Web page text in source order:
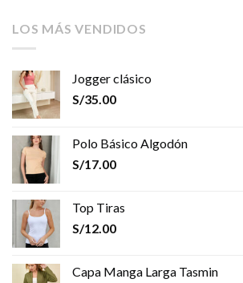
LOS MÁS VENDIDOS
Jogger clásico
S/35.00
Polo Básico Algodón
S/17.00
Top Tiras
S/12.00
Capa Manga Larga Tasmin